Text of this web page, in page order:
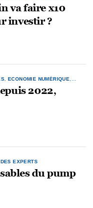
va faire x10
investir ?
,ECONOMIE NUMÉRIQUE
2022,
EXPERTS
du pump